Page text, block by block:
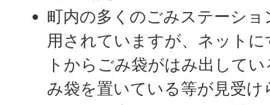
町内の多くのごみステーシ
用されていますが、ネット
トからごみ袋がはみ出して
み袋を置いている等が見受